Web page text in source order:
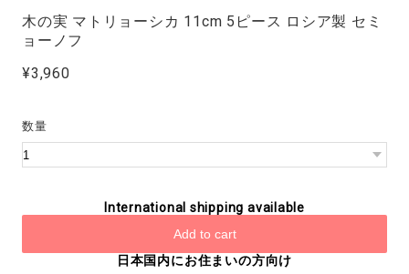
木の実 マトリョーシカ 11cm 5ピース ロシア製 セミ
ョーノフ
¥3,960
数量
International shipping available
Add to cart
日本国内にお住まいの方向け